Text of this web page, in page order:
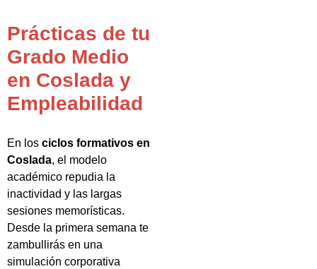
Prácticas de tu
Grado Medio
en Coslada y
Empleabilidad
En los ciclos formativos en
Coslada, el modelo
académico repudia la
inactividad y las largas
sesiones memorísticas.
Desde la primera semana te
zambullirás en una
simulación corporativa